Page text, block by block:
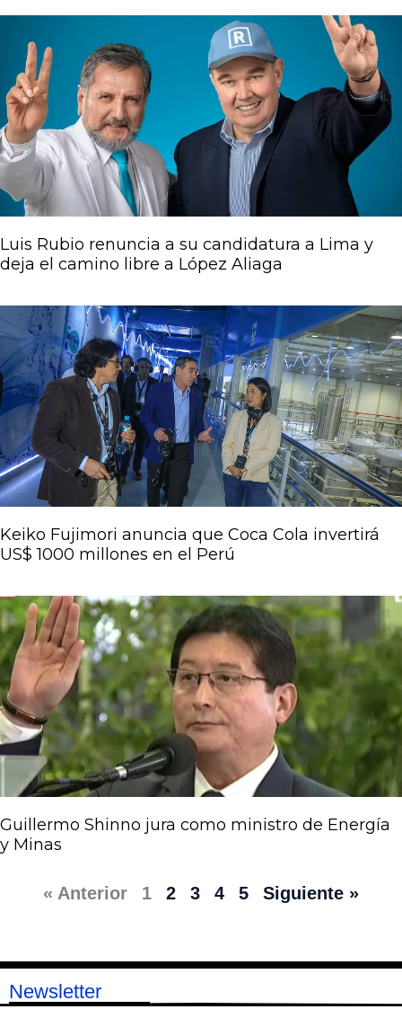
Luis Rubio renuncia a su candidatura a Lima y
deja el camino libre a López Aliaga
Keiko Fujimori anuncia que Coca Cola invertirá
US$ 1000 millones en el Perú
Guillermo Shinno jura como ministro de Energía
y Minas
« Anterior 1 2 3 4 5 Siguiente »
Newsletter